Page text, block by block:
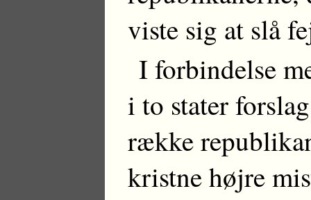
viste sig at slå
I forbindelse
i to stater
række
kristne højre